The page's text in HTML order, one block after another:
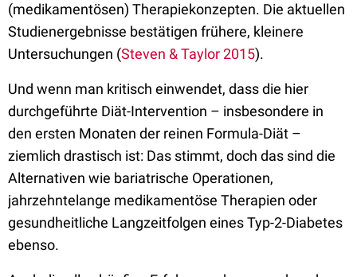
(medikamentösen) Therapiekonzepten. Die aktuellen
Studienergebnisse bestätigen frühere, kleinere
Untersuchungen (Steven & Taylor 2015).
Und wenn man kritisch einwendet, dass die hier
durchgeführte Diät-Intervention – insbesondere in
den ersten Monaten der reinen Formula-Diät –
ziemlich drastisch ist: Das stimmt, doch das sind die
Alternativen wie bariatrische Operationen,
jahrzehntelange medikamentöse Therapien oder
gesundheitliche Langzeitfolgen eines Typ-2-Diabetes
ebenso.